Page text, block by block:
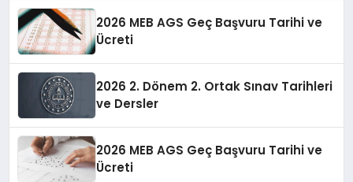
2026 MEB AGS Geç Başvuru Tarihi ve
Ücreti
2026 2. Dönem 2. Ortak Sınav Tarihleri
ve Dersler
2026 MEB AGS Geç Başvuru Tarihi ve
Ücreti